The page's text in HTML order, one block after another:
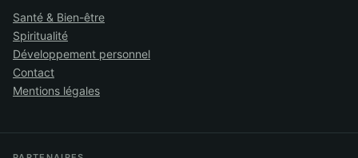
Santé & Bien-être
Spiritualité
Développement personnel
Contact
Mentions légales